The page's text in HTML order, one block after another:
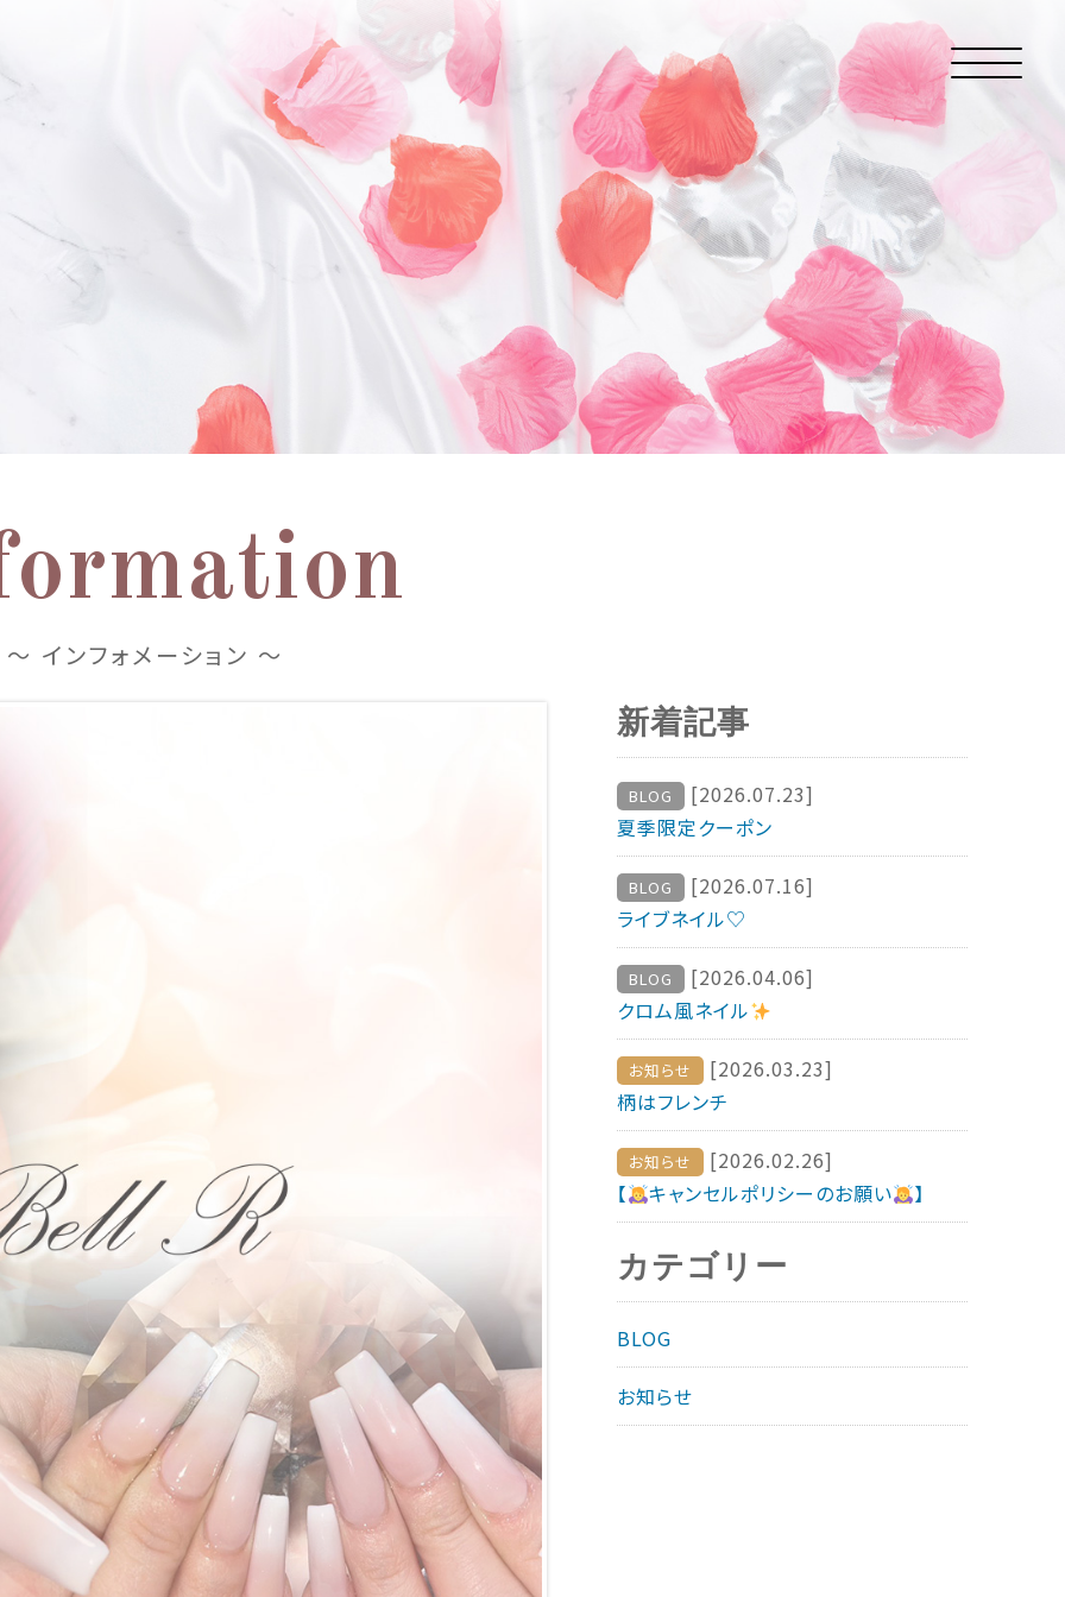
～ インフォメーション ～
新着記事
BLOG
[2026.07.23]
夏季限定クーポン
BLOG
[2026.07.16]
ライブネイル♡
BLOG
[2026.04.06]
クロム風ネイル
お知らせ
[2026.03.23]
柄はフレンチ
お知らせ
[2026.02.26]
【
キャンセルポリシーのお願い 】
カテゴリー
BLOG
お知らせ